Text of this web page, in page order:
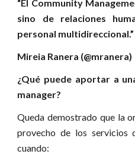
“El Community
sino de relaciones
personal multidireccional.”
Mireia Ranera (@mranera)
¿Qué puede aportar a
manager?
Queda demostrado que la
provecho de los servicios
cuando: